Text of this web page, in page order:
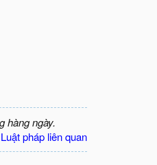
hàng ngày.
Luật pháp liên quan